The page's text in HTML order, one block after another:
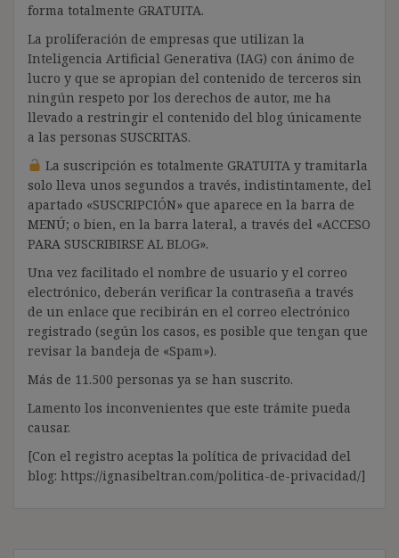
forma totalmente GRATUITA.
La proliferación de empresas que utilizan la
Inteligencia Artificial Generativa (IAG) con ánimo de
lucro y que se apropian del contenido de terceros sin
ningún respeto por los derechos de autor, me ha
llevado a restringir el contenido del blog únicamente
a las personas SUSCRITAS.
La suscripción es totalmente GRATUITA y tramitarla
solo lleva unos segundos a través, indistintamente, del
apartado «SUSCRIPCIÓN» que aparece en la barra de
MENÚ; o bien, en la barra lateral, a través del «ACCESO
PARA SUSCRIBIRSE AL BLOG».
Una vez facilitado el nombre de usuario y el correo
electrónico, deberán verificar la contraseña a través
de un enlace que recibirán en el correo electrónico
registrado (según los casos, es posible que tengan que
revisar la bandeja de «Spam»).
Más de 11.500 personas ya se han suscrito.
Lamento los inconvenientes que este trámite pueda
causar.
[Con el registro aceptas la política de privacidad del
blog: https://ignasibeltran.com/politica-de-privacidad/]